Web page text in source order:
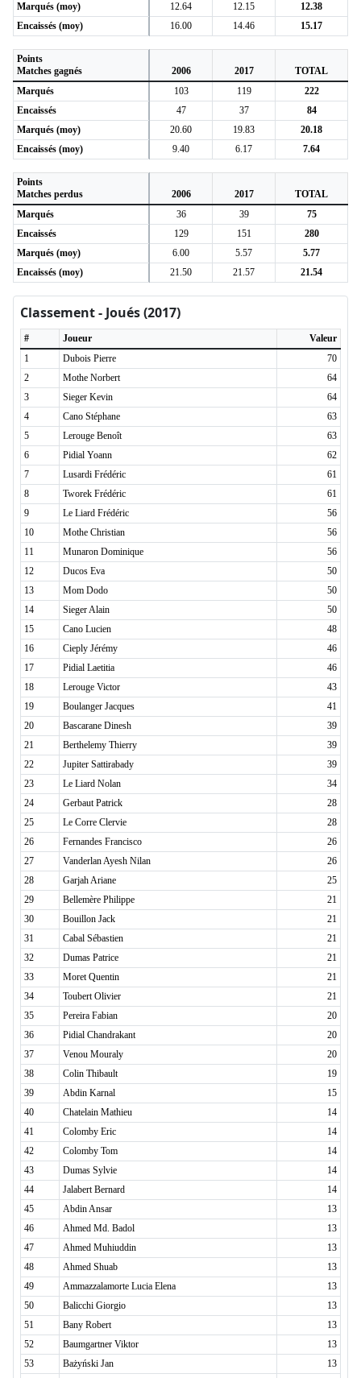
Marqués (moy)
12.64 12.15
12.38
Encaissés (moy)
16.00 14.46 15.17
Points
Matches gagnés
2006 2017
TOTAL
Marqués
103 119
222
Encaissés
47 37
84
Marqués (moy)
20.60 19.83
20.18
Encaissés (moy)
9.40 6.17 7.64
Points
Matches perdus
2006 2017
TOTAL
Marqués
36 39
75
Encaissés
129 151
280
Marqués (moy)
6.00 5.57
5.77
Encaissés (moy)
21.50 21.57 21.54
Classement - Joués (2017)
# Joueur
Valeur
1
Dubois Pierre
70
2
Mothe Norbert
64
3
Sieger Kevin
64
4
Cano Stéphane
63
5
Lerouge Benoît
63
6
Pidial Yoann
62
7
Lusardi Frédéric
61
8
Tworek Frédéric
61
9
Le Liard Frédéric
56
10
Mothe Christian
56
11
Munaron Dominique
56
12
Ducos Eva
50
13
Mom Dodo
50
14
Sieger Alain
50
15
Cano Lucien
48
16
Cieply Jérémy
46
17
Pidial Laetitia
46
18
Lerouge Victor
43
19
Boulanger Jacques
41
20
Bascarane Dinesh
39
21
Berthelemy Thierry
39
22
Jupiter Sattirabady
39
23
Le Liard Nolan
34
24
Gerbaut Patrick
28
25
Le Corre Clervie
28
26
Fernandes Francisco
26
27
Vanderlan Ayesh Nilan
26
28
Garjah Ariane
25
29
Bellemère Philippe
21
30
Bouillon Jack
21
31
Cabal Sébastien
21
32
Dumas Patrice
21
33
Moret Quentin
21
34
Toubert Olivier
21
35
Pereira Fabian
20
36
Pidial Chandrakant
20
37
Venou Mouraly
20
38
Colin Thibault
19
39
Abdin Karnal
15
40
Chatelain Mathieu
14
41
Colomby Eric
14
42
Colomby Tom
14
43
Dumas Sylvie
14
44
Jalabert Bernard
14
45
Abdin Ansar
13
46
Ahmed Md. Badol
13
47
Ahmed Muhiuddin
13
48
Ahmed Shuab
13
49
Ammazzalamorte Lucia Elena
13
50
Balicchi Giorgio
13
51
Bany Robert
13
52
Baumgartner Viktor
13
53
Bażyński Jan
13